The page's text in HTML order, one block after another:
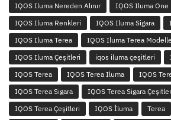
IQOS Iluma Nereden Alınır
IQOS Iluma One
IQOS Iluma Renkleri
IQOS Iluma Sigara
IQOS Iluma Terea
IQOS Iluma Terea
IQOS Iluma Çeşitleri
iqos iluma çeşitleri
IQOS Terea
IQOS Terea Iluma
IQOS
IQOS Terea Sigara
IQOS Terea Sigara
IQOS Terea Çeşitleri
IQOS İluma Terea